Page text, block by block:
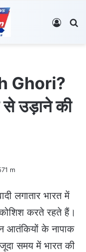
Log In
Ghori?
से उड़ाने की
लगातार भारत में
करते रहते हैं।
आतंकियों के नापाक
समय में भारत की